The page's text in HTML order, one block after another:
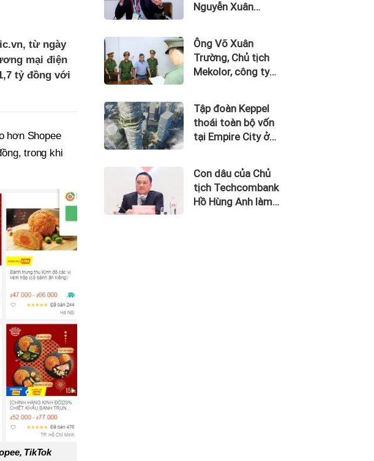
từ ngày
mại điện
tỷ đồng với
hơn Shopee
trong khi
TikTok
Nguyễn Xuân
quỹ đất tại dự án
Waterpoint, Izumi
City
Ông Võ Xuân
Trường, Chủ tịch
Mekolor, công ty
sắt cao tốc Bắc
Nam bị bắt
Tập đoàn Keppel
thoái toàn bộ vốn
tại Empire City ở
thu về 270 triệu
USD
Con dâu của Chủ
tịch Techcombank
Hồ Hùng Anh làm